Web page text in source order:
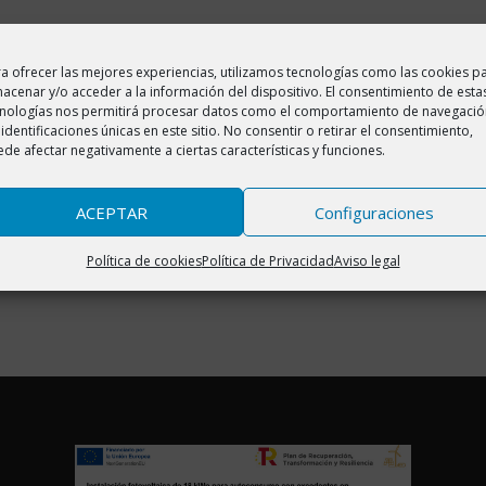
ofrecer las mejores experiencias, utilizamos tecnologías como las cookies
y/o acceder a la información del dispositivo. El consentimiento de
nos permitirá procesar datos como el comportamiento de
únicas en este sitio. No consentir o retirar el consentimiento,
afectar negativamente a ciertas características y funciones.
ACEPTAR Configuraciones
Política de cookiesPolítica de PrivacidadAviso legal
de descenso (ida y vuelta).
el Refugio de Lavasar se hace mediante una pista forestal de 14
de 3,00 euros). Se asciende a 1.900 mts
por un adulto que se responsabilice de ellos.
la salida guiada no están adaptadas para niños.